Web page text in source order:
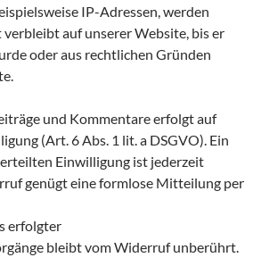
IP-Adressen, werden
auf unserer Website, bis er
oder aus rechtlichen Gründen
und Kommentare erfolgt auf
(Art. 6 Abs. 1 lit. a DSGVO). Ein
Einwilligung ist jederzeit
genügt eine formlose Mitteilung per
erfolgter
bleibt vom Widerruf unberührt.